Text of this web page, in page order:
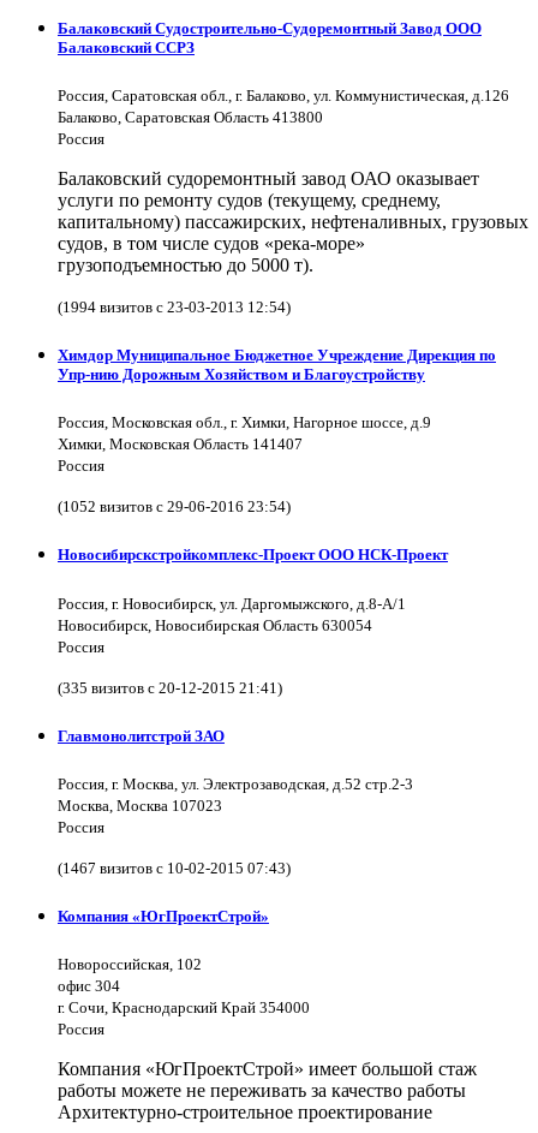
Балаковский Судостроительно-Судоремонтный Завод ООО
Балаковский ССРЗ
Россия, Саратовская обл., г. Балаково, ул. Коммунистическая, д.126
Балаково, Саратовская Область 413800
Россия
Балаковский судоремонтный завод ОАО оказывает
услуги по ремонту судов (текущему, среднему,
капитальному) пассажирских, нефтеналивных, грузовых
судов, в том числе судов «река-море»
грузоподъемностью до 5000 т).
(1994 визитов с 23-03-2013 12:54)
Химдор Муниципальное Бюджетное Учреждение Дирекция по
Упр-нию Дорожным Хозяйством и Благоустройству
Россия, Московская обл., г. Химки, Нагорное шоссе, д.9
Химки, Московская Область 141407
Россия
(1052 визитов с 29-06-2016 23:54)
Новосибирскстройкомплекс-Проект ООО НСК-Проект
Россия, г. Новосибирск, ул. Даргомыжского, д.8-А/1
Новосибирск, Новосибирская Область 630054
Россия
(335 визитов с 20-12-2015 21:41)
Главмонолитстрой ЗАО
Россия, г. Москва, ул. Электрозаводская, д.52 стр.2-3
Москва, Москва 107023
Россия
(1467 визитов с 10-02-2015 07:43)
Компания «ЮгПроектСтрой»
Новороссийская, 102
офис 304
г. Сочи, Краснодарский Край 354000
Россия
Компания «ЮгПроектСтрой» имеет большой стаж
работы можете не переживать за качество работы
Архитектурно-строительное проектирование